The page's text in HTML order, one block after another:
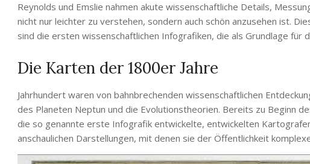
Reynolds und Emslie nahmen akute wissenschaftliche Details,
nicht nur leichter zu verstehen, sondern auch schön anzusehen ist.
sind die ersten wissenschaftlichen Infografiken, die als Grundlage für
Die Karten der 1800er Jahre
Jahrhundert waren von bahnbrechenden wissenschaftlichen
des Planeten Neptun und die Evolutionstheorien. Bereits zu Beginn
die so genannte erste Infografik entwickelte, entwickelten
anschaulichen Darstellungen, mit denen sie der Öffentlichkeit